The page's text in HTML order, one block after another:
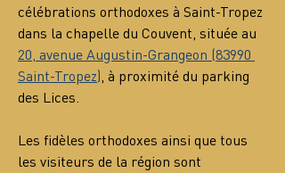
célébrations orthodoxes à Saint-Tropez
dans la chapelle du Couvent, située au
20, avenue Augustin-Grangeon (83990
Saint-Tropez), à proximité du parking
des Lices.
Les fidèles orthodoxes ainsi que tous
les visiteurs de la région sont